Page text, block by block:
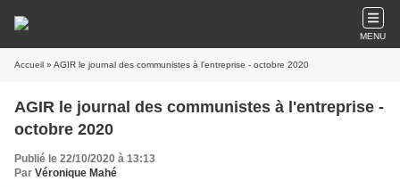
MENU
Accueil » AGIR le journal des communistes à l'entreprise - octobre 2020
AGIR le journal des communistes à l'entreprise -
octobre 2020
Publié le 22/10/2020 à 13:13
Par Véronique Mahé